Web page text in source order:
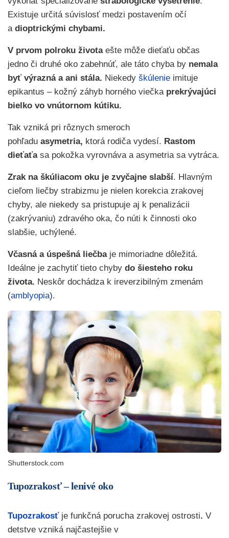
Existuje určitá súvislosť medzi postavením očí
a dioptrickými chybami.
V prvom polroku životaešte môže dieťaťu občas
jedno či druhé oko zabehnúť, ale táto chyba by nemala
byť výrazná a ani stála. Niekedy škúlenie imituje
epikantus – kožný záhyb horného viečka prekrývajúci
bielko vo vnútornom kútiku.
Tak vzniká pri rôznych smeroch
pohľadu asymetria, ktorá rodiča vydesí. Rastom
dieťaťasa pokožka vyrovnáva a asymetria sa vytráca.
Zrak na škúliacom oku je zvyčajne slabší. Hlavným
cieľom liečby strabizmu je nielen korekcia zrakovej
chyby, ale niekedy sa pristupuje aj k penalizácii
(zakrývaniu) zdravého oka, čo núti k činnosti oko
slabšie, uchýlené.
Včasná a úspešná liečbaje mimoriadne dôležitá.
Ideálne je zachytiť tieto chyby do šiesteho roku
života. Neskôr dochádza k ireverzibilným zmenám
(amblyopia).
Shutterstock.com
Tupozrakosť – lenivé oko
Tupozrakosť je funkčná porucha zrakovej ostrosti. V
detstve vzniká najčastejšie v